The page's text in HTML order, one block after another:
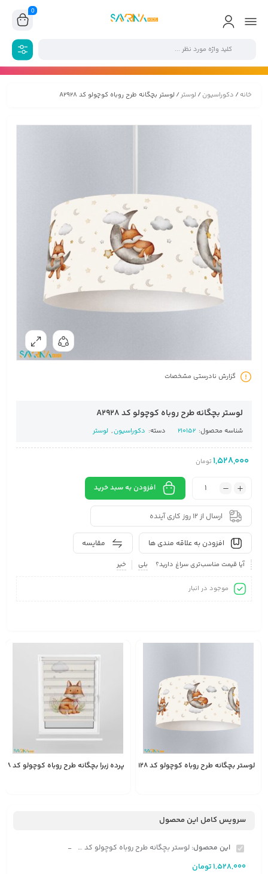
0
خانه/ دکوراسیون/ لوستر/ لوستر بچگانه طرح روباه کوچولو کد A2928
گزارش نادرستی مشخصات
لوستر بچگانه طرح روباه کوچولو کد A2928
شناسه محصول: 210152 دسته: دکوراسیون, لوستر
1,528,000 تومان
افزودن به سبد خرید
ارسال از 12 روز کاری آینده
مقایسه افزودن به علاقه مندی ها
آیا قیمت مناسب‌تری سراغ دارید؟ بلی خیر
موجود در انبار
لوستر بچگانه طرح روباه کوچولو کد A2928 پرده زبرا بچگانه طرح روباه کوچولو کد A2928
سرویس کامل این محصول
این محصول: لوستر بچگانه طرح روباه کوچولو کد A2928 -
1,528,000تومان